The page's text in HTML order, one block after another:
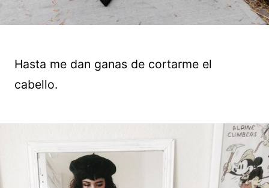
Hasta me dan ganas de cortarme el
cabello.